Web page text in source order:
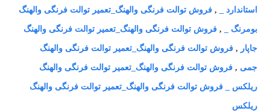
استاندارد _ , فروش توالت فرنگی والهنگ_تعمیر توالت فرنگی والهنگ
بومرنگ _ , فروش توالت فرنگی والهنگ_تعمیر توالت فرنگی والهنگ
جاپار , فروش توالت فرنگی والهنگ_تعمیر توالت فرنگی والهنگ
جمی , فروش توالت فرنگی والهنگ_تعمیر توالت فرنگی والهنگ
ریلکس _ فروش توالت فرنگی والهنگ_تعمیر توالت فرنگی والهنگ
ریلکس